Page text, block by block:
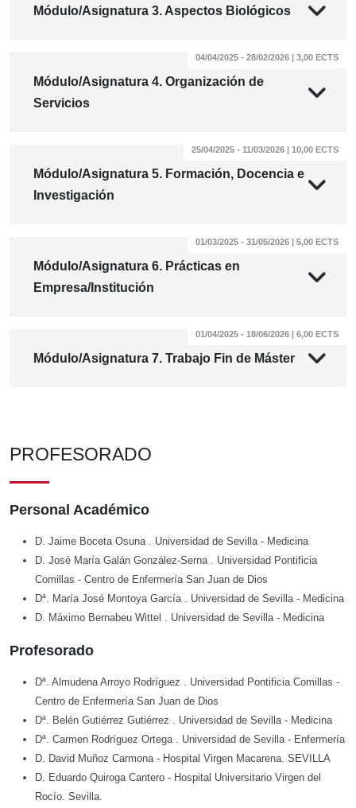
Módulo/Asignatura 3. Aspectos Biológicos
Módulo/Asignatura 4. Organización de
Servicios
04/04/2025 - 28/02/2026 | 3,00 ECTS
Módulo/Asignatura 5. Formación, Docencia e
Investigación
25/04/2025 - 11/03/2026 | 10,00 ECTS
Módulo/Asignatura 6. Prácticas en
Empresa/Institución
01/03/2025 - 31/05/2026 | 5,00 ECTS
Módulo/Asignatura 7. Trabajo Fin de Máster
01/04/2025 - 18/06/2026 | 6,00 ECTS
PROFESORADO
Personal Académico
D. Jaime Boceta Osuna . Universidad de Sevilla - Medicina
D. José María Galán González-Serna
. Universidad Pontificia
Comillas - Centro de Enfermería San Juan de Dios
Dª. María José Montoya García
. Universidad de Sevilla - Medicina
D. Máximo Bernabeu Wittel
. Universidad de Sevilla - Medicina
Profesorado
Dª. Almudena Arroyo Rodríguez . Universidad Pontificia Comillas -
Centro de Enfermería San Juan de Dios
Dª. Belén Gutiérrez Gutiérrez
. Universidad de Sevilla - Medicina
Dª. Carmen Rodríguez Ortega
. Universidad de Sevilla - Enfermería
D. David Muñoz Carmona - Hospital Virgen Macarena. SEVILLA
D. Eduardo Quiroga Cantero - Hospital Universitario Virgen del
Rocío. Sevilla.